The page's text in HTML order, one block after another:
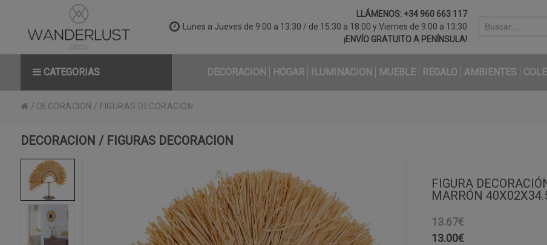
LLÁMENOS: +34 960 663 117
Lunes a Jueves de 9:00 a 13:30 / de 15:30 a 18:00 y Viernes de 9:00 a 13:30
¡ENVÍO GRATUITO A PENÍNSULA!
CATEGORIAS DECORACION HOGAR ILUMINACION MUEBLE REGALO AMBIENTES
/ DECORACION / FIGURAS DECORACION
DECORACION / FIGURAS DECORACION
FIGURA
MARRÓN
13.67€
13.00€